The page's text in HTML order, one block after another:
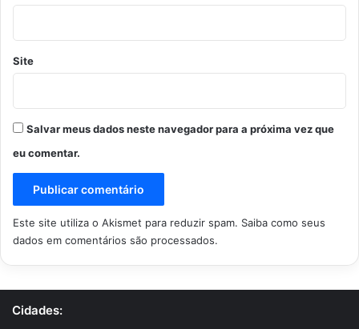
Site
Salvar meus dados neste navegador para a próxima vez que
eu comentar.
Este site utiliza o Akismet para reduzir spam. Saiba como seus
dados em comentários são processados.
Cidades: